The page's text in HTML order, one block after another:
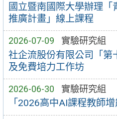
國立暨南國際大學辦理
推廣計畫」線上課程
2026-07-09 實驗研究組
社企流股份有限公司「第
及免費培力工作坊
2026-06-30 實驗研究組
「2026高中AI課程教師增